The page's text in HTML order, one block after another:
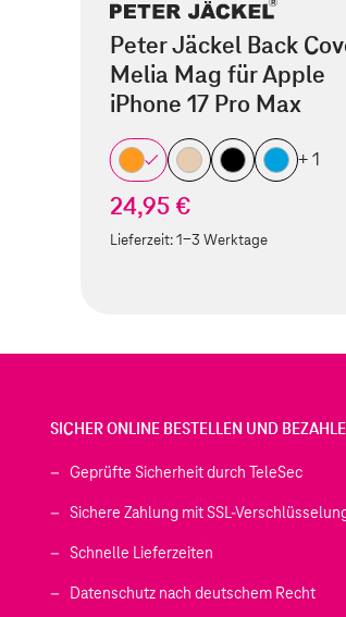
Peter Jäckel Back
Melia Mag für Apple
iPhone 17 Pro Max
+ 1
24,95 €
Lieferzeit:1-3 Werktage
geöffnet)
SICHER ONLINE BESTELLEN UND
Geprüfte Sicherheit durch TeleSec
Sichere Zahlung mit SSL-
Schnelle Lieferzeiten
Datenschutz nach deutschem Recht